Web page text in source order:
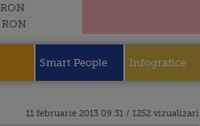
RON
RON
Smart People Infografice
11 februarie 2013 09:31 / 1252 vizualizari